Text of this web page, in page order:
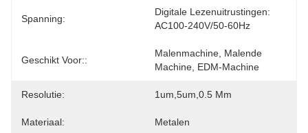
Spanning:
Digitale Lezenuitrustingen:
AC100-240V/50-60Hz
Geschikt Voor::
Malenmachine, Malende
Machine, EDM-Machine
Resolutie: 1um,5um,0.5 Mm
Materiaal: Metalen